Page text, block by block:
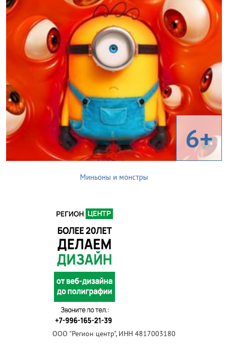
6+
Миньоны и монстры
ООО "Регион центр", ИНН 4817003180